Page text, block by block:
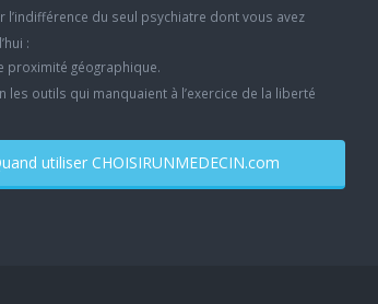
du seul psychiatre dont vous avez
:
proximité géographique.
outils qui manquaient à l’exercice de la liberté
Quand utiliser CHOISIRUNMEDECIN.com